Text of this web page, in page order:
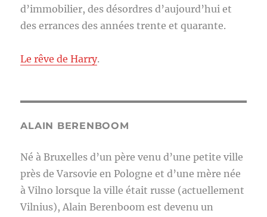
d’immobilier, des désordres d’aujourd’hui et
des errances des années trente et quarante.
Le rêve de Harry.
ALAIN BERENBOOM
Né à Bruxelles d’un père venu d’une petite ville
près de Varsovie en Pologne et d’une mère née
à Vilno lorsque la ville était russe (actuellement
Vilnius), Alain Berenboom est devenu un